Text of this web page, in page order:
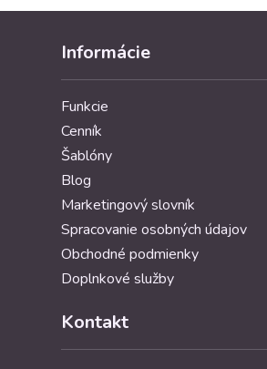
Informácie
Funkcie
Cenník
Šablóny
Blog
Marketingový slovník
Spracovanie osobných údajov
Obchodné podmienky
Doplnkové služby
Kontakt